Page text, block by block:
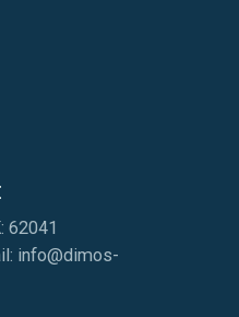
62041
info@dimos-